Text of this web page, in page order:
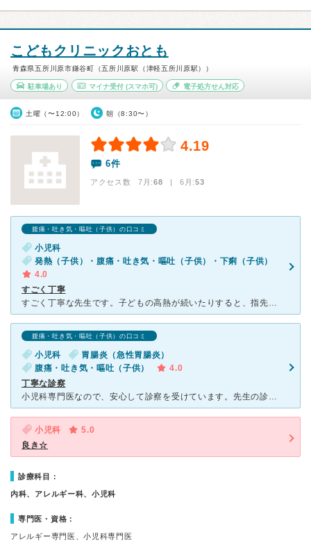
こどもクリニックおとも
青森県五所川原市鎌谷町（五所川原駅（津軽五所川原駅））
駐車場あり マイナ受付(スマホ可) 電子処方せん対応
土曜（〜12:00） 朝（8:30〜）
4.19
6件
アクセス数 7月:68 | 6月:53
腹痛・吐き気・嘔吐（子供）の口コミ
小児科
発熱（子供）・腹痛・吐き気・嘔吐（子供）・下痢（子供）
4.0
すごく丁寧
すごく丁寧な先生です。子どもの高熱が続いたりすると、指先から少しだけ血液をとってすぐに検査してくださいます。なので何の病気なのかが正確にわかるので素早い対処が出来て安心です。少しの鼻水くらいなら違う小
腹痛・吐き気・嘔吐（子供）の口コミ
小児科
胃腸炎（急性胃腸炎）
腹痛・吐き気・嘔吐（子供）
4.0
丁寧な診察
小児科専門医なので、安心して診察を受けています。先生の診察は丁寧で、私達親よりも子供の症状を心配してくれる印象です。８ヶ月の子がクループのときは、３日おきに診てもらい、アフターフォローも万全でした。上
小児科
5.0
良き☆
診療科目：
内科、アレルギー科、小児科
専門医・資格：
アレルギー専門医、小児科専門医